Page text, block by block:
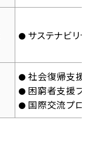
サステナビリテ
社会復帰支援プ
困窮者支援プロ
国際交流プロ